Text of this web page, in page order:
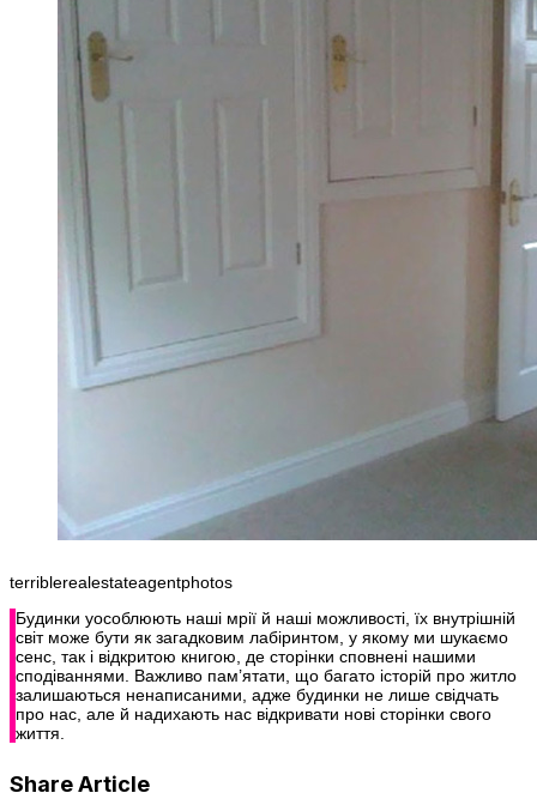
terriblerealestateagentphotos
Будинки уособлюють наші мрії й наші можливості, їх внутрішній
світ може бути як загадковим лабіринтом, у якому ми шукаємо
сенс, так і відкритою книгою, де сторінки сповнені нашими
сподіваннями. Важливо пам’ятати, що багато історій про житло
залишаються ненаписаними, адже будинки не лише свідчать
про нас, але й надихають нас відкривати нові сторінки свого
життя.
Share Article